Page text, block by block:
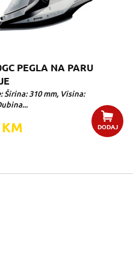
PEGLA NA PARU
Širina: 310 mm, Visina:
KM DODAJ